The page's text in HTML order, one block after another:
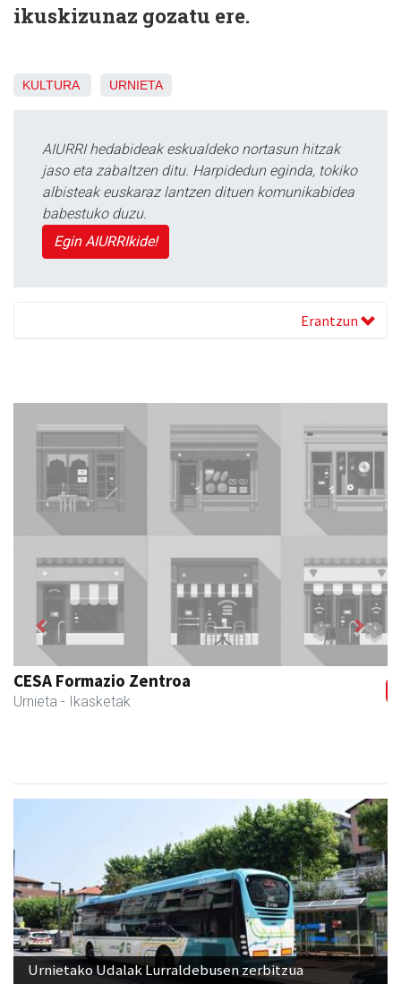
ikuskizunaz gozatu ere.
KULTURA URNIETA
AIURRI hedabideak eskualdeko nortasun hitzak
jaso eta zabaltzen ditu. Harpidedun eginda, tokiko
albisteak euskaraz lantzen dituen komunikabidea
babestuko duzu.
Egin AIURRIkide!
Erantzun
Magale Ikastetxea
Urnieta - Hezkuntza
Previous Next
Urnietako Udalak Lurraldebusen zerbitzua
hobetzeko premia nagusiak helarazi dizkio
Gipuzkoako Foru Aldundiari